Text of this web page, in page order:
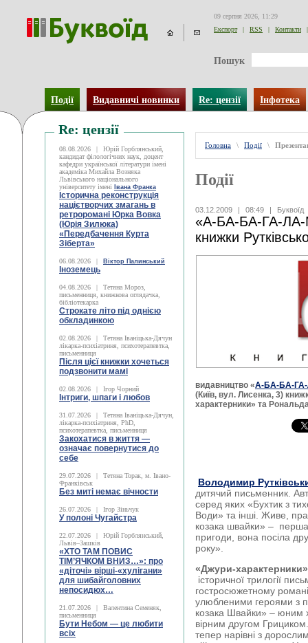
09 серпня 2026, 11:29
Експорт
| RSS | Контакти |
Пошук
Події Видавничі новинки Re: цензії Інфотека
Re: цензії
08.08.2026 |
Юрій Горблянський,
кандидат філологічних наук, доцент
кафедри української літератури імені
академіка Михайла Возняка
Львівського національного
університету імені
Івана Франка
Історична реконструкція
націєтворчих змагань в
ретроромані Юрка Вовка
(Юрія Зилюка)
«Передбачення Курта
Зіберта»
06.08.2026 | Віктор Палинський
Іноземець
04.08.2026 |
Тетяна Мороз,
письменниця, книжкова оглядачка,
бібліотекарка
Строкате літо під однією
обкладинкою
02.08.2026 |
Тетяна Іваніцька-Дячун
лікарка-психіатриня, психотерапевтка,
письменниця
Після цієї книжки хочеться
подзвонити мамі
02.08.2026 | Ігор Чорний
Інтриги, шпаги і любов
31.07.2026 |
Тетяна Іваніцька-Дячун,
лікарка-психіатриня, PhD,
психотерапевтка, письменниця
Закохатися в життя —
означає повернутися до
себе
29.07.2026 |
Тетяна Торак, м. Івано-
Франківськ
Без миті немає вічности
26.07.2026 | Ігор Зіньчук
У полоні Чугайстра
22.07.2026 |
Юрій Горблянський,
Львів–Зашків
«ХТО ТАМ ПОВИС
ТІМ’ЯЧКОМ ВНИЗ…»: про
«діточі» вірші-«хулігани»
для шибайголовних
непосидюх…
21.07.2026 |
Валентина Семеняк,
письменниця
Бути Небом ― це любити
всіх
Головна \ Події \
Події
03.12.2009 | 08:49 | Буквоїд
«А-БА-БА-ГА-ЛА-
книжки
видавництво «А-БА-БА-
(Київ, вул. Лисенка, 3)
характерники» та
Володимир
дитячий письменник.
серед яких «Бухтик з
Води» та інші. Живе,
козака швайки» – перша
пригоди, вона посіла
року».
«Джури-характерники»
історичної трилогії
гостросюжетному романі
улюбленими героями з
козака Швайки» – юним
вірним другом
тепер нарівні з